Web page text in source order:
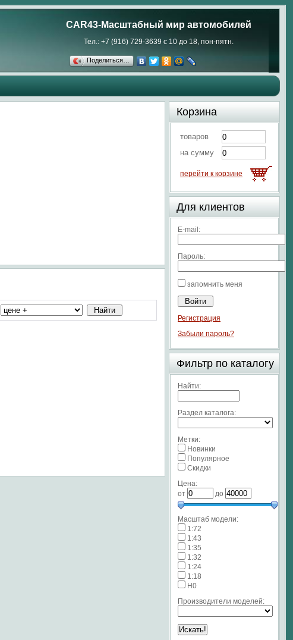
CAR43-Масштабный мир автомобилей
Тел.: +7 (916) 729-3639 с 10 до 18, пон-пятн.
Поделиться…
Корзина
товаров
на сумму
перейти к корзине
Для клиентов
E-mail:
Пароль:
запомнить меня
Регистрация
Забыли пароль?
Фильтр по каталогу
Найти:
Раздел каталога:
Метки:
Новинки
Популярное
Скидки
Цена:
от
до
Масштаб модели:
1:72
1:43
1:35
1:32
1:24
1:18
H0
Производители моделей: